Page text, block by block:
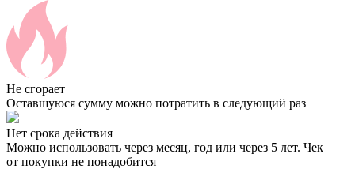
Не сгорает
Оставшуюся сумму можно потратить в следующий раз
Нет срока действия
Можно использовать через месяц, год или через 5 лет. Чек
от покупки не понадобится